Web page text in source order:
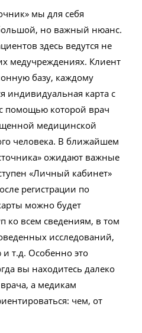
мы для себя
но важный нюанс.
здесь ведутся не
медучреждениях. Клиент
базу, каждому
индивидуальная карта с
помощью которой врач
медицинской
человека. В ближайшем
ожидают важные
«Личный кабинет»
регистрации по
можно будет
ко всем сведениям, в том
исследований,
т.д. Особенно это
вы находитесь далеко
а медикам
чем, от